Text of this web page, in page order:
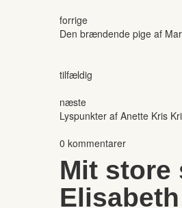
forrige
Den brændende pige af
tilfældig
næste
Lyspunkter af Anette Kris
0 kommentarer
Mit store